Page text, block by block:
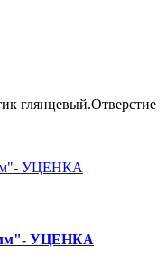
глянцевый.Отверстие
УЦЕНКА